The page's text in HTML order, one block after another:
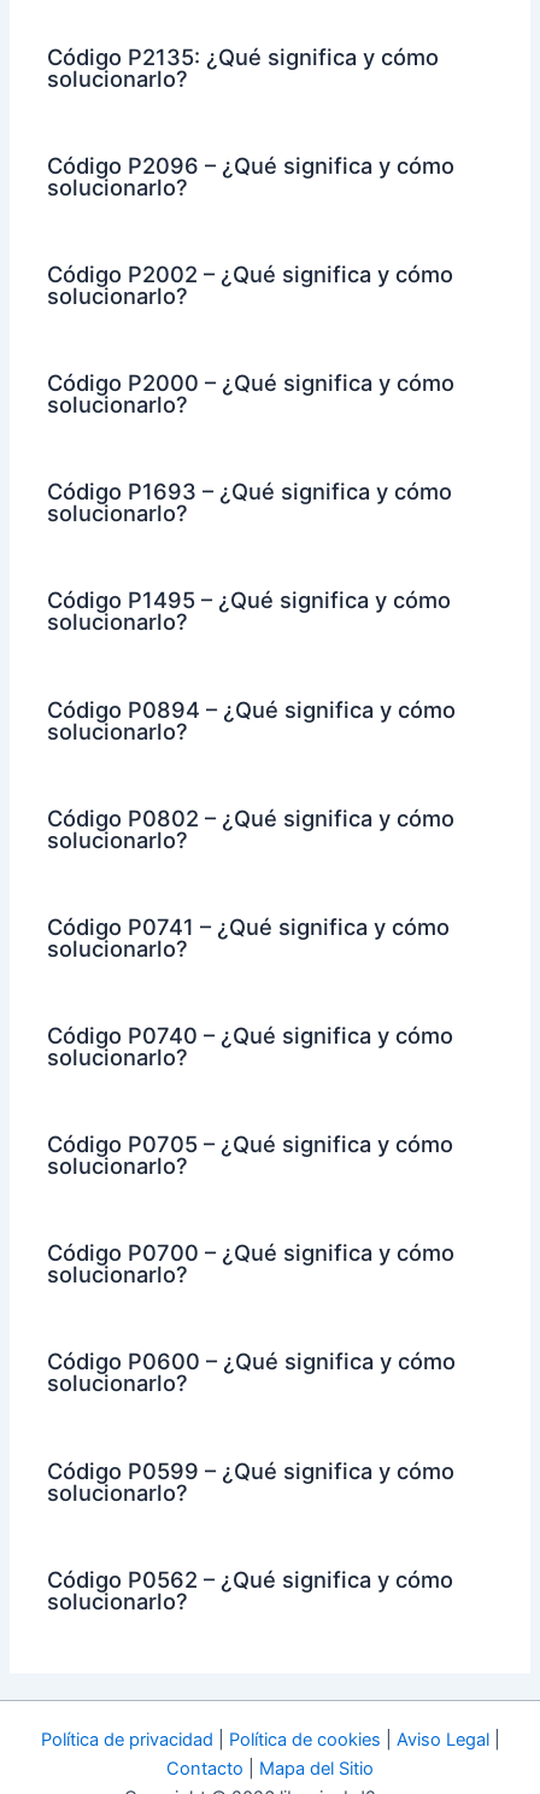
Código P2135: ¿Qué significa y cómo
solucionarlo?
Código P2096 – ¿Qué significa y cómo
solucionarlo?
Código P2002 – ¿Qué significa y cómo
solucionarlo?
Código P2000 – ¿Qué significa y cómo
solucionarlo?
Código P1693 – ¿Qué significa y cómo
solucionarlo?
Código P1495 – ¿Qué significa y cómo
solucionarlo?
Código P0894 – ¿Qué significa y cómo
solucionarlo?
Código P0802 – ¿Qué significa y cómo
solucionarlo?
Código P0741 – ¿Qué significa y cómo
solucionarlo?
Código P0740 – ¿Qué significa y cómo
solucionarlo?
Código P0705 – ¿Qué significa y cómo
solucionarlo?
Código P0700 – ¿Qué significa y cómo
solucionarlo?
Código P0600 – ¿Qué significa y cómo
solucionarlo?
Código P0599 – ¿Qué significa y cómo
solucionarlo?
Código P0562 – ¿Qué significa y cómo
solucionarlo?
Política de privacidad Política de cookies Aviso Legal|
Contacto
Mapa del Sitio